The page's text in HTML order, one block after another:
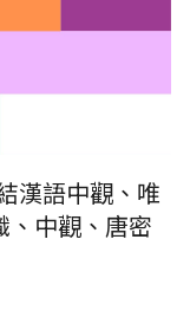
漢語中觀、唯
、中觀、唐密